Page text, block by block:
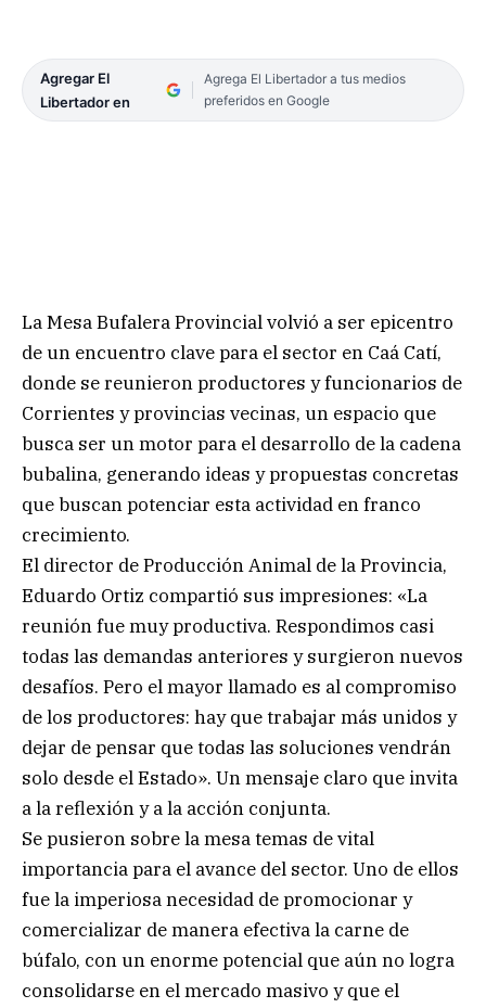
Agregar El
Libertador en
Agrega El Libertador a tus medios
preferidos en Google
La Mesa Bufalera Provincial volvió a ser epicentro
de un encuentro clave para el sector en Caá Catí,
donde se reunieron productores y funcionarios de
Corrientes y provincias vecinas, un espacio que
busca ser un motor para el desarrollo de la cadena
bubalina, generando ideas y propuestas concretas
que buscan potenciar esta actividad en franco
crecimiento.
El director de Producción Animal de la Provincia,
Eduardo Ortiz compartió sus impresiones: «La
reunión fue muy productiva. Respondimos casi
todas las demandas anteriores y surgieron nuevos
desafíos. Pero el mayor llamado es al compromiso
de los productores: hay que trabajar más unidos y
dejar de pensar que todas las soluciones vendrán
solo desde el Estado». Un mensaje claro que invita
a la reflexión y a la acción conjunta.
Se pusieron sobre la mesa temas de vital
importancia para el avance del sector. Uno de ellos
fue la imperiosa necesidad de promocionar y
comercializar de manera efectiva la carne de
búfalo, con un enorme potencial que aún no logra
consolidarse en el mercado masivo y que el